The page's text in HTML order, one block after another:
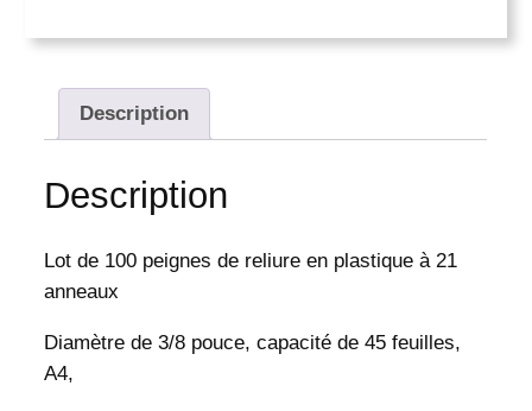
d
e
S
i
l
l
Description
Description
Lot de 100 peignes de reliure en plastique à 21
anneaux
Diamètre de 3/8 pouce, capacité de 45 feuilles,
A4,